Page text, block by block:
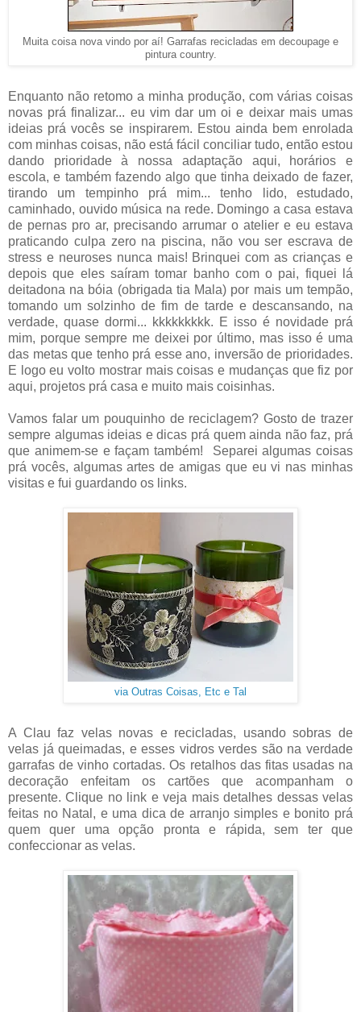
Muita coisa nova vindo por aí! Garrafas recicladas em decoupage e
pintura country.
Enquanto não retomo a minha produção, com várias coisas
novas prá finalizar... eu vim dar um oi e deixar mais umas
ideias prá vocês se inspirarem. Estou ainda bem enrolada
com minhas coisas, não está fácil conciliar tudo, então estou
dando prioridade à nossa adaptação aqui, horários e
escola, e também fazendo algo que tinha deixado de fazer,
tirando um tempinho prá mim... tenho lido, estudado,
caminhado, ouvido música na rede. Domingo a casa estava
de pernas pro ar, precisando arrumar o atelier e eu estava
praticando culpa zero na piscina, não vou ser escrava de
stress e neuroses nunca mais! Brinquei com as crianças e
depois que eles saíram tomar banho com o pai, fiquei lá
deitadona na bóia (obrigada tia Mala) por mais um tempão,
tomando um solzinho de fim de tarde e descansando, na
verdade, quase dormi... kkkkkkkkk. E isso é novidade prá
mim, porque sempre me deixei por último, mas isso é uma
das metas que tenho prá esse ano, inversão de prioridades.
E logo eu volto mostrar mais coisas e mudanças que fiz por
aqui, projetos prá casa e muito mais coisinhas.
Vamos falar um pouquinho de reciclagem? Gosto de trazer
sempre algumas ideias e dicas prá quem ainda não faz, prá
que animem-se e façam também! Separei algumas coisas
prá vocês, algumas artes de amigas que eu vi nas minhas
visitas e fui guardando os links.
via Outras Coisas, Etc e Tal
A Clau faz velas novas e recicladas, usando sobras de
velas já queimadas, e esses vidros verdes são na verdade
garrafas de vinho cortadas. Os retalhos das fitas usadas na
decoração enfeitam os cartões que acompanham o
presente. Clique no link e veja mais detalhes dessas velas
feitas no Natal, e uma dica de arranjo simples e bonito prá
quem quer uma opção pronta e rápida, sem ter que
confeccionar as velas.